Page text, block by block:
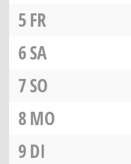
5FR
6SA
7SO
8MO
9DI